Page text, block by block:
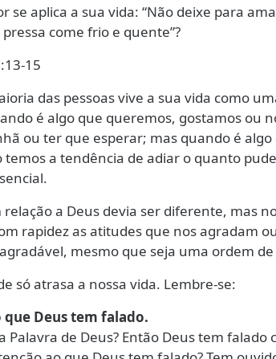
se aplica a sua vida: “Não deixe para
come frio e quente”?
15
das pessoas vive a sua vida como
é algo que queremos, gostamos ou
ou ter que esperar; mas quando é
temos a tendência de adiar o quanto
a Deus devia ser diferente, mas
rapidez as atitudes que nos agradam
mesmo que seja uma ordem de
só atrasa a nossa vida. Lembre-se:
que Deus tem falado.
Palavra de Deus? Então Deus tem falado